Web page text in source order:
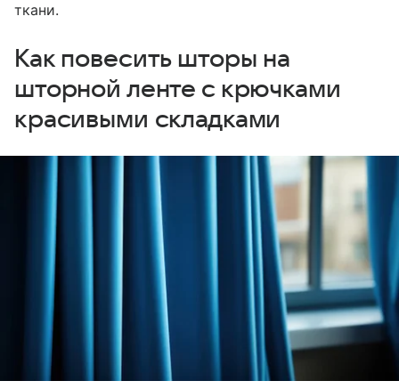
ткани.
Как повесить шторы на
шторной ленте с крючками
красивыми складками